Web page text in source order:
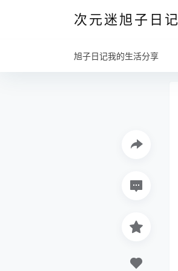
次元迷旭子日记
旭子日记我的生活分享